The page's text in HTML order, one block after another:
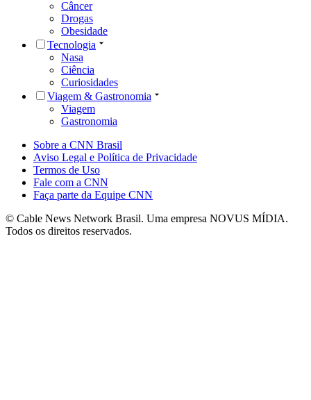
Câncer
Drogas
Obesidade
Tecnologia
Nasa
Ciência
Curiosidades
Viagem & Gastronomia
Viagem
Gastronomia
Sobre a CNN Brasil
Aviso Legal e Política de Privacidade
Termos de Uso
Fale com a CNN
Faça parte da Equipe CNN
© Cable News Network Brasil. Uma empresa NOVUS MÍDIA.
Todos os direitos reservados.